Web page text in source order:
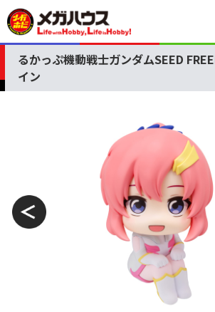
るかっぷ機動戦士ガンダムSEED
イン